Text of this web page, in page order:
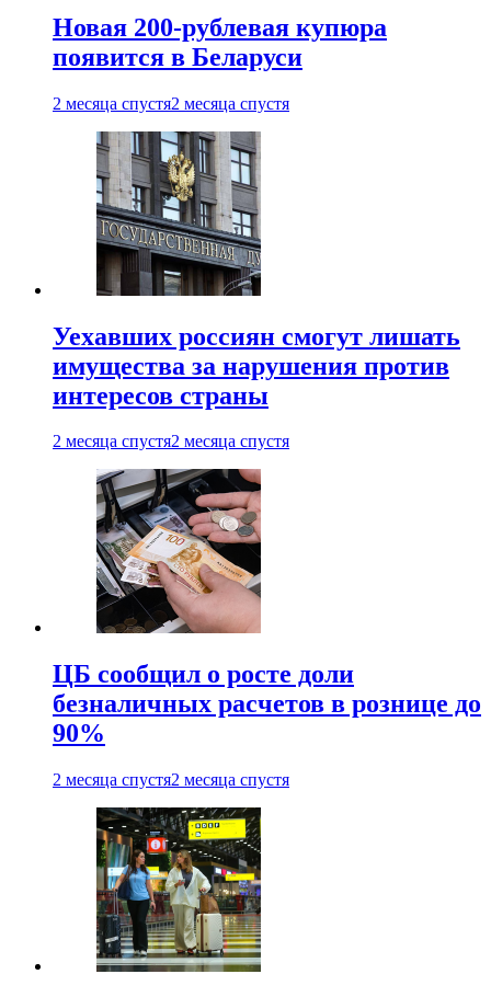
Новая 200-рублевая купюра
появится в Беларуси
2 месяца спустя2 месяца спустя
Уехавших россиян смогут лишать
имущества за нарушения против
интересов страны
2 месяца спустя2 месяца спустя
ЦБ сообщил о росте доли
безналичных расчетов в рознице до
90%
2 месяца спустя2 месяца спустя